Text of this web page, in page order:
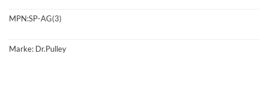
MPN:SP-AG(3)
Marke: Dr.Pulley